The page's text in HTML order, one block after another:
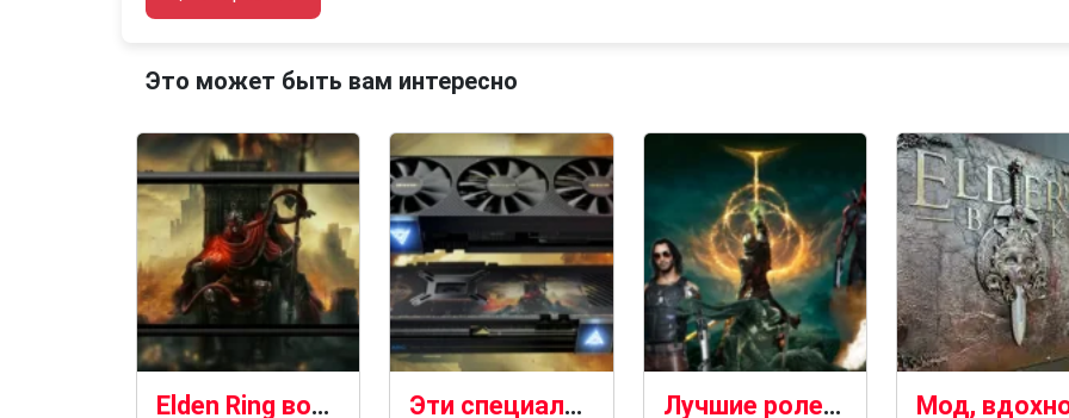
Это может быть вам интересно
Elden Ring возвращает себе титул самой популярной игры в Steam Deck Эти специальные выпуски графических процессоров Intel Arc созданы для поклонников Elden Ring Лучшие ролевые игры 2024 года: ролевые игры для ПК и консолей, которые стоит попробовать